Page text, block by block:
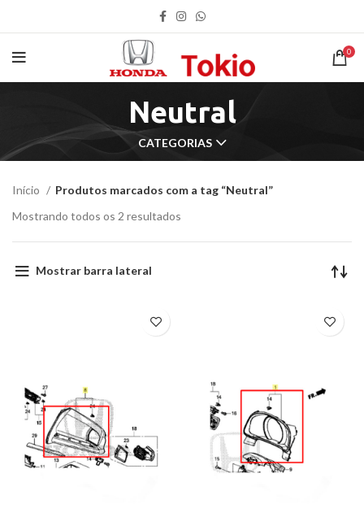
0
Neutral
CATEGORIAS
Início
Produtos marcados com a tag “Neutral”
Mostrando todos os 2 resultados
Mostrar barra lateral